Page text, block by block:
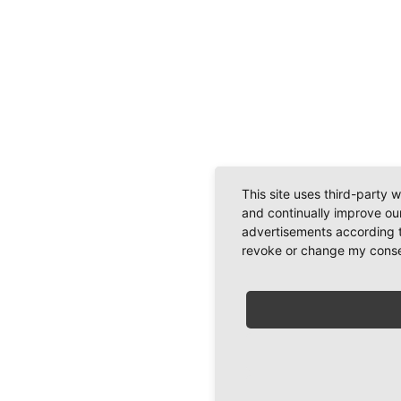
This site uses third-party
and continually improve
advertisements according
revoke or change my